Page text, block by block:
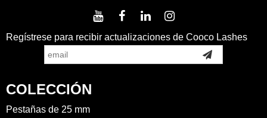
Regístrese para recibir actualizaciones de Cooco Lashes
COLECCIÓN
Pestañas de 25 mm